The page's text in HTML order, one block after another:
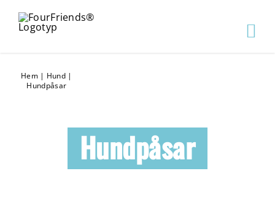
Hem| Hund |
Hundpåsar
Hundpåsar